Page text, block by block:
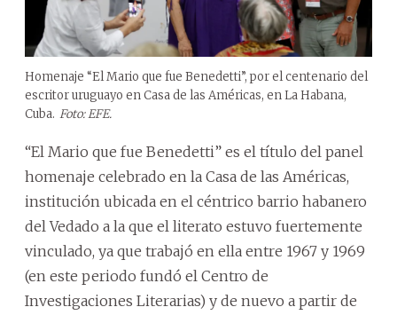
Homenaje “El Mario que fue Benedetti”, por el centenario del
escritor uruguayo en Casa de las Américas, en La Habana,
Cuba. Foto: EFE.
“El Mario que fue Benedetti” es el título del panel
homenaje celebrado en la Casa de las Américas,
institución ubicada en el céntrico barrio habanero
del Vedado a la que el literato estuvo fuertemente
vinculado, ya que trabajó en ella entre 1967 y 1969
(en este periodo fundó el Centro de
Investigaciones Literarias) y de nuevo a partir de